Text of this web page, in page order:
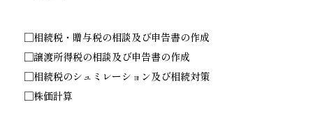
□相続税・贈与税の相談及び申告書の作成
□譲渡所得税の相談及び申告書の作成
□相続税のシュミレーション及び相続対策
□株価計算